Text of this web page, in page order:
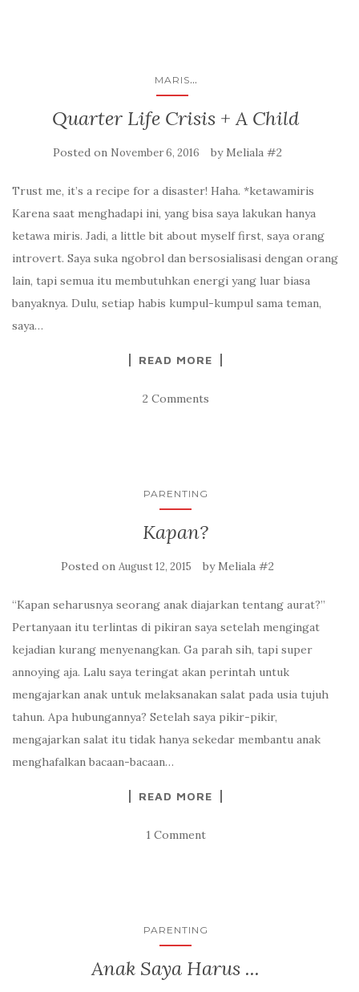
MARIS...
Quarter Life Crisis + A Child
Posted on November 6, 2016 byMeliala #2
Trust me, it’s a recipe for a disaster! Haha. *ketawamiris
Karena saat menghadapi ini, yang bisa saya lakukan hanya
ketawa miris. Jadi, a little bit about myself first, saya orang
introvert. Saya suka ngobrol dan bersosialisasi dengan orang
lain, tapi semua itu membutuhkan energi yang luar biasa
banyaknya. Dulu, setiap habis kumpul-kumpul sama teman,
saya…
READ MORE
2 Comments
PARENTING
Kapan?
Posted on August 12, 2015 byMeliala #2
“Kapan seharusnya seorang anak diajarkan tentang aurat?”
Pertanyaan itu terlintas di pikiran saya setelah mengingat
kejadian kurang menyenangkan. Ga parah sih, tapi super
annoying aja. Lalu saya teringat akan perintah untuk
mengajarkan anak untuk melaksanakan salat pada usia tujuh
tahun. Apa hubungannya? Setelah saya pikir-pikir,
mengajarkan salat itu tidak hanya sekedar membantu anak
menghafalkan bacaan-bacaan…
READ MORE
1 Comment
PARENTING
Anak Saya Harus ...